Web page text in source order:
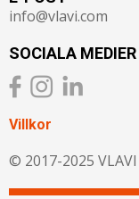
info@vlavi.com
SOCIALA MEDIER
Villkor
© 2017-2025 VLAVI